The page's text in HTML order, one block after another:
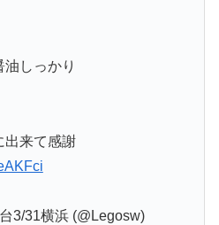
しっかり
出来て感謝
3/31横浜 (@Legosw)